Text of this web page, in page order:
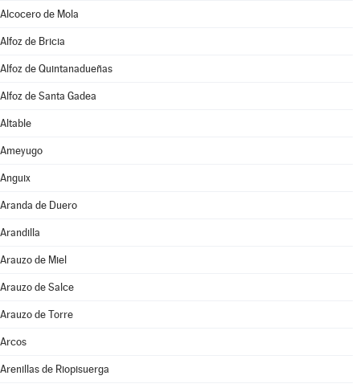
Alcocero de Mola
Alfoz de Bricia
Alfoz de Quintanadueñas
Alfoz de Santa Gadea
Altable
Ameyugo
Anguix
Aranda de Duero
Arandilla
Arauzo de Miel
Arauzo de Salce
Arauzo de Torre
Arcos
Arenillas de Riopisuerga